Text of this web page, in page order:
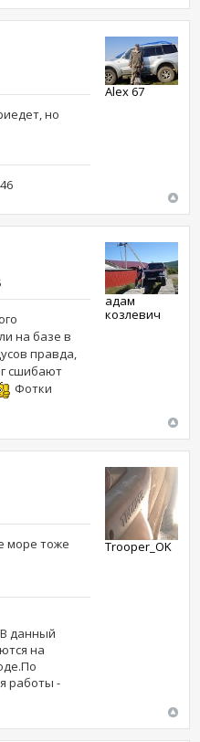
но
Alex 67
на базе в
правда,
сшибают
Фотки
адам
козлевич
море тоже
данный
на
работы -
Trooper_OK